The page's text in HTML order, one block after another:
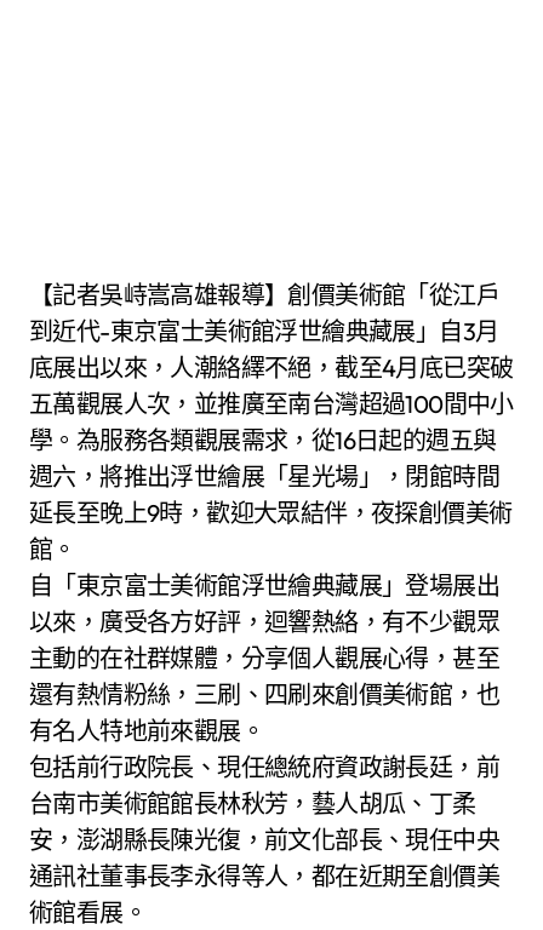
【記者吳峙嵩高雄報導】創價美術館「從江戶
到近代-東京富士美術館浮世繪典藏展」自3月
底展出以來，人潮絡繹不絕，截至4月底已突破
五萬觀展人次，並推廣至南台灣超過100間中小
學。為服務各類觀展需求，從16日起的週五與
週六，將推出浮世繪展「星光場」，閉館時間
延長至晚上9時，歡迎大眾結伴，夜探創價美術
館。
自「東京富士美術館浮世繪典藏展」登場展出
以來，廣受各方好評，迴響熱絡，有不少觀眾
主動的在社群媒體，分享個人觀展心得，甚至
還有熱情粉絲，三刷、四刷來創價美術館，也
有名人特地前來觀展。
包括前行政院長、現任總統府資政謝長廷，前
台南市美術館館長林秋芳，藝人胡瓜、丁柔
安，澎湖縣長陳光復，前文化部長、現任中央
通訊社董事長李永得等人，都在近期至創價美
術館看展。